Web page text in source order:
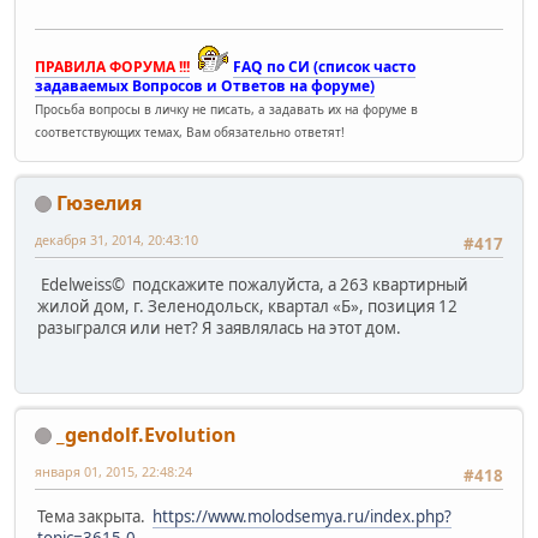
1659-007450-030913
1659-007520-151113
Жилой дом №11-2 с нежилыми
1635-001254-010211
1 кв ж/д, ул. Ленина, 14, н.п.
1660-000022-291205
Жилой дом №10-4 со встр.
1660-004011-170609
Жилой дом №11-4 с нежилыми
1660-004838-280710
Жилой дом №12-1 с нежилыми
1660-006361-091112
1660-006370-021112
89 кв ж/д №3 в мкр М-14
ПРАВИЛА ФОРУМА !!!
FAQ по СИ (список часто
задаваемых Вопросов и Ответов на форуме)
Просьба вопросы в личку не писать, а задавать их на форуме в
соответствующих темах, Вам обязательно ответят!
Гюзелия
#417
декабря 31, 2014, 20:43:10
Edelweiss© подскажите пожалуйста, а 263 квартирный
жилой дом, г. Зеленодольск, квартал «Б», позиция 12
разыгрался или нет? Я заявлялась на этот дом.
_gendolf.Evolution
#418
января 01, 2015, 22:48:24
Тема закрыта. https://www.molodsemya.ru/index.php?